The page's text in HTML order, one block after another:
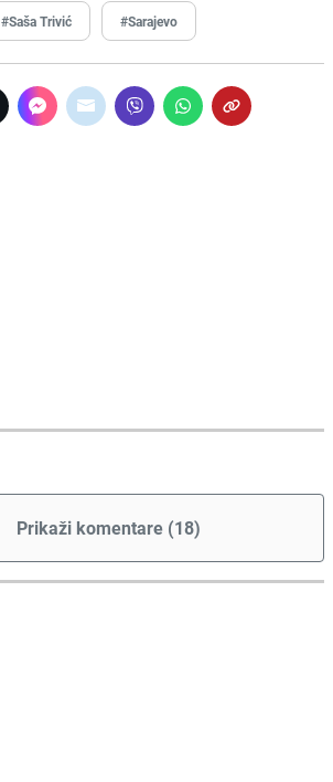
#Saša Trivić #Sarajevo
Prikaži komentare (18)